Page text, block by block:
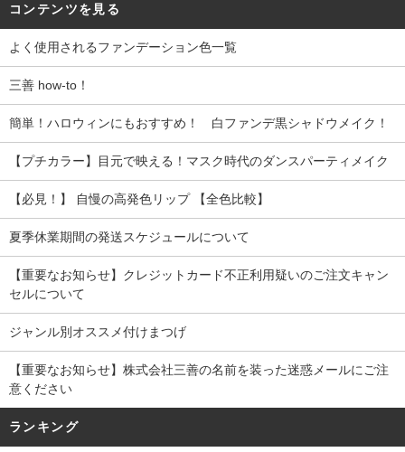
コンテンツを見る
よく使用されるファンデーション色一覧
三善 how-to！
簡単！ハロウィンにもおすすめ！ 白ファンデ黒シャドウメイク！
【プチカラー】目元で映える！マスク時代のダンスパーティメイク
【必見！】 自慢の高発色リップ 【全色比較】
夏季休業期間の発送スケジュールについて
【重要なお知らせ】クレジットカード不正利用疑いのご注文キャン
セルについて
ジャンル別オススメ付けまつげ
【重要なお知らせ】株式会社三善の名前を装った迷惑メールにご注
意ください
ランキング